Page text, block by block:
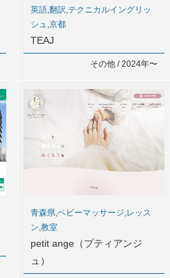
英語,翻訳,テクニカルイングリッ
シュ,京都
TEAJ
その他 / 2024年〜
青森県,ベビーマッサージ,レッス
ン,教室
petit ange（プティアンジ
ュ）